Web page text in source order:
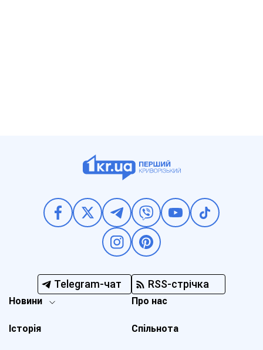
Telegram-чат RSS-стрічка
Новини
Історія
Про нас
Спільнота